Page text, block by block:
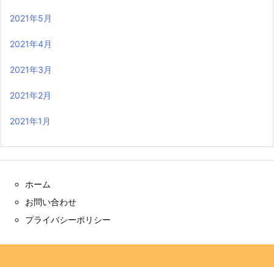
2021年5月
2021年4月
2021年3月
2021年2月
2021年1月
ホーム
お問い合わせ
プライバシーポリシー